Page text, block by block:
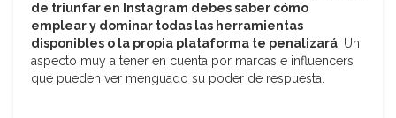
de triunfar en Instagram debes saber cómo
emplear y dominar todas las herramientas
disponibles o la propia plataforma te penalizará. Un
aspecto muy a tener en cuenta por marcas e influencers
que pueden ver menguado su poder de respuesta.